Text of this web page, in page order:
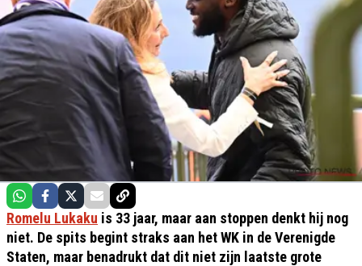
Romelu Lukaku is 33 jaar, maar aan stoppen denkt hij nog
niet. De spits begint straks aan het WK in de Verenigde
Staten, maar benadrukt dat dit niet zijn laatste grote